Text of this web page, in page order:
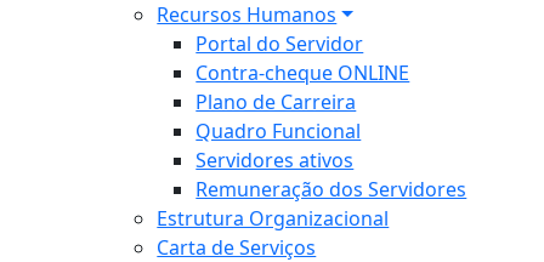
Recursos Humanos
Portal do Servidor
Contra-cheque ONLINE
Plano de Carreira
Quadro Funcional
Servidores ativos
Remuneração dos Servidores
Estrutura Organizacional
Carta de Serviços